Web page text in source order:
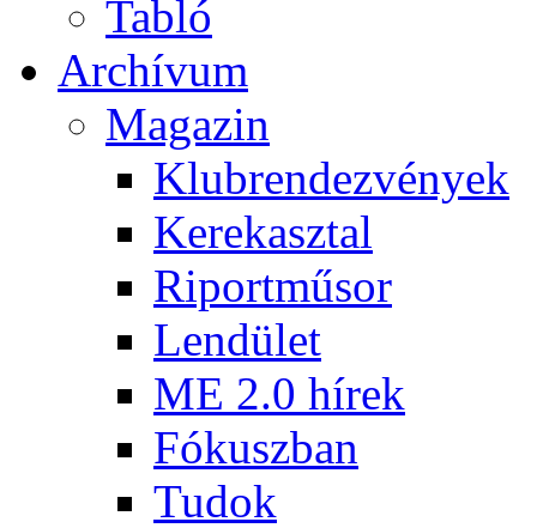
Tabló
Archívum
Magazin
Klubrendezvények
Kerekasztal
Riportműsor
Lendület
ME 2.0 hírek
Fókuszban
Tudok